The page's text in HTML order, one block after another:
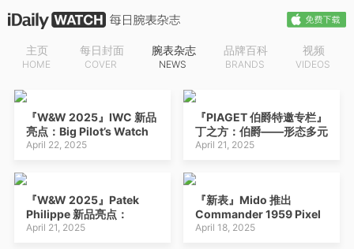
主页
HOME
每日封面
COVER
腕表杂志
NEWS
品牌百科
BRANDS
视频
VIDEOS
『W&W 2025』IWC 新品
亮点：Big Pilot’s Watch
Shock Absorber
减震陀飞轮镂空腕表，
Pilot’s Watch
Performance
Chronograph Perpetual
Calendar Digital Date-
April 22, 2025
『PIAGET 伯爵特邀专栏』
丁之方：伯爵——形态多元
April 21, 2025
『W&W 2025』Patek
Philippe 新品亮点：
Ref.5308G-001 三问报
April 21, 2025
『新表』Mido 推出
Commander 1959 Pixel
Dial 像素风格表盘腕表
April 18, 2025